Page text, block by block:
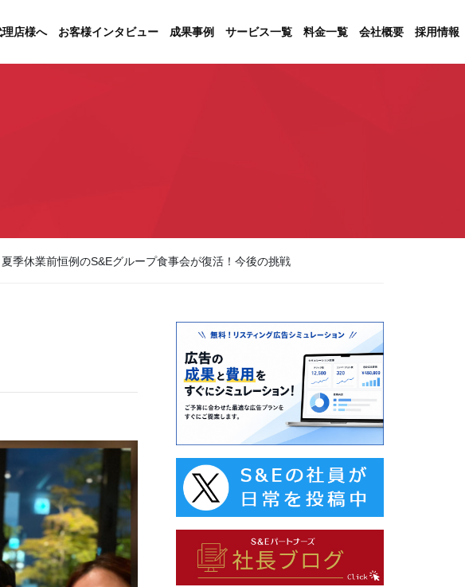
店様へ お客様インタビュー 成果事例 サービス一覧 料金一覧 会社概要 採用情報
夏季休業前恒例のS&Eグループ食事会が復活！今後の挑戦